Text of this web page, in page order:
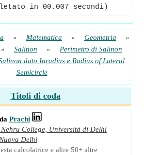
in 00.007 secondi)
» Matematica » Geometria
»
» Salinon »
Perimetro di Salinon
dato Inradius e Radius of Lateral
Semicircle
Titoli di coda
Prachi
College, Università di Delhi
Nuova Delhi
calcolatrice e altre 50+ altre